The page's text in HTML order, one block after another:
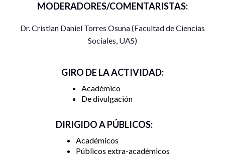
MODERADORES/COMENTARISTAS:
Dr. Cristian Daniel Torres Osuna (Facultad de Ciencias
Sociales, UAS)
GIRO DE LA ACTIVIDAD:
Académico
De divulgación
DIRIGIDO A PÚBLICOS:
Académicos
Públicos extra-académicos